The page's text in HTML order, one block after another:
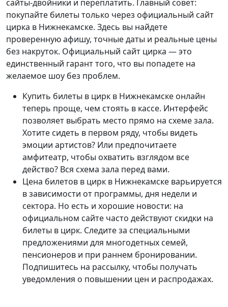
сайты-двойники и переплатить. Главный совет:
покупайте билеты только через официальный сайт
цирка в Нижнекамске. Здесь вы найдете
проверенную афишу, точные даты и реальные цены
без накруток. Официальный сайт цирка — это
единственный гарант того, что вы попадете на
желаемое шоу без проблем.
Купить билеты в цирк в Нижнекамске онлайн
теперь проще, чем стоять в кассе. Интерфейс
позволяет выбрать место прямо на схеме зала.
Хотите сидеть в первом ряду, чтобы видеть
эмоции артистов? Или предпочитаете
амфитеатр, чтобы охватить взглядом все
действо? Вся схема зала перед вами.
Цена билетов в цирк в Нижнекамске варьируется
в зависимости от программы, дня недели и
сектора. Но есть и хорошие новости: на
официальном сайте часто действуют скидки на
билеты в цирк. Следите за специальными
предложениями для многодетных семей,
пенсионеров и при раннем бронировании.
Подпишитесь на рассылку, чтобы получать
уведомления о повышении цен и распродажах.